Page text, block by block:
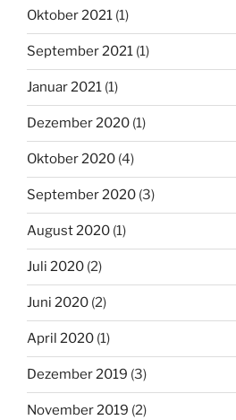
Oktober 2021 (1)
September 2021 (1)
Januar 2021 (1)
Dezember 2020 (1)
Oktober 2020 (4)
September 2020 (3)
August 2020 (1)
Juli 2020 (2)
Juni 2020 (2)
April 2020 (1)
Dezember 2019 (3)
November 2019 (2)